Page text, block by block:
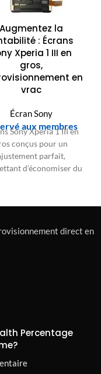
Augmentez la
: Écrans
Xperia 1 III en
gros,
en
vrac
Écran Sony
aux membres
Sony Xperia 1 III en
conçus pour un
parfait,
d’économiser du
grâce à des
des clients.direct en
Percentage